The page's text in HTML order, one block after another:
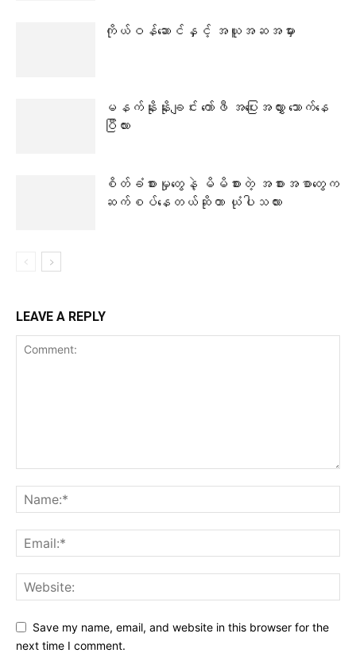
ကိုယ်ဝန်ဆောင်နှင့် အယူအဆအမှား
မနက်နိုးနိုးချင်း ကော်ဖီ အပြေးအလွှား သောက်နေ
ပြီလား
စိတ်ခံစားမှုတွေနဲ့ မိမိစားတဲ့ အစားအစာတွေက
ဆက်စပ်နေတယ်ဆိုတာ ယုံပါသလား
LEAVE A REPLY
Save my name, email, and website in this browser for the
next time I comment.